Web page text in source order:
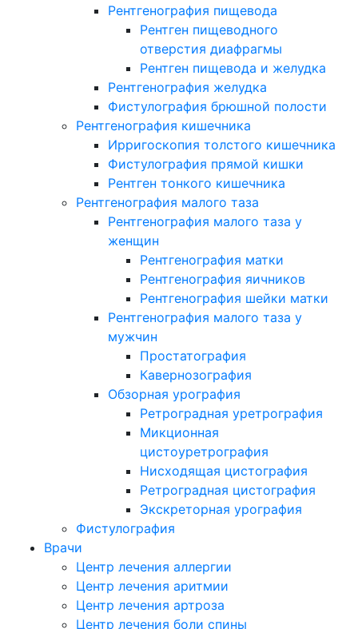
Рентгенография пищевода
Рентген пищеводного
отверстия диафрагмы
Рентген пищевода и желудка
Рентгенография желудка
Фистулография брюшной полости
Рентгенография кишечника
Ирригоскопия толстого кишечника
Фистулография прямой кишки
Рентген тонкого кишечника
Рентгенография малого таза
Рентгенография малого таза у
женщин
Рентгенография матки
Рентгенография яичников
Рентгенография шейки матки
Рентгенография малого таза у
мужчин
Простатография
Кавернозография
Обзорная урография
Ретроградная уретрография
Микционная
цистоуретрография
Нисходящая цистография
Ретроградная цистография
Экскреторная урография
Фистулография
Врачи
Центр лечения аллергии
Центр лечения аритмии
Центр лечения артроза
Центр лечения боли спины